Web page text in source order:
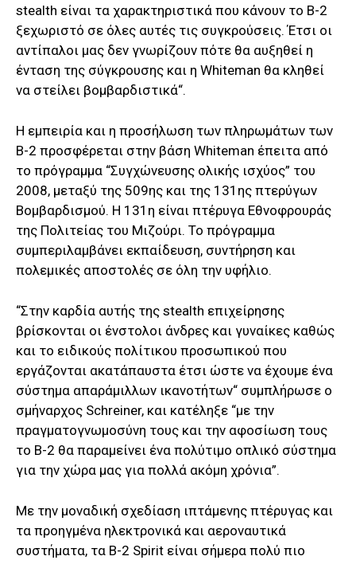
stealth είναι τα χαρακτηριστικά που κάνουν το Β-2
ξεχωριστό σε όλες αυτές τις συγκρούσεις. Έτσι οι
αντίπαλοι μας δεν γνωρίζουν πότε θα αυξηθεί η
ένταση της σύγκρουσης και η Whiteman θα κληθεί
να στείλει βομβαρδιστικά“.
Η εμπειρία και η προσήλωση των πληρωμάτων των
B-2 προσφέρεται στην βάση Whiteman έπειτα από
το πρόγραμμα “Συγχώνευσης ολικής ισχύος” του
2008, μεταξύ της 509ης και της 131ης πτερύγων
Βομβαρδισμού. Η 131η είναι πτέρυγα Εθνοφρουράς
της Πολιτείας του Μιζούρι. Το πρόγραμμα
συμπεριλαμβάνει εκπαίδευση, συντήρηση και
πολεμικές αποστολές σε όλη την υφήλιο.
“Στην καρδία αυτής της stealth επιχείρησης
βρίσκονται οι ένστολοι άνδρες και γυναίκες καθώς
και το ειδικούς πολίτικου προσωπικού που
εργάζονται ακατάπαυστα έτσι ώστε να έχουμε ένα
σύστημα απαράμιλλων ικανοτήτων“ συμπλήρωσε ο
σμήναρχος Schreiner, και κατέληξε “με την
πραγματογνωμοσύνη τους και την αφοσίωση τους
το B-2 θα παραμείνει ένα πολύτιμο οπλικό σύστημα
για την χώρα μας για πολλά ακόμη χρόνια”.
Με την μοναδική σχεδίαση ιπτάμενης πτέρυγας και
τα προηγμένα ηλεκτρονικά και αεροναυτικά
συστήματα, τα B-2 Spirit είναι σήμερα πολύ πιο